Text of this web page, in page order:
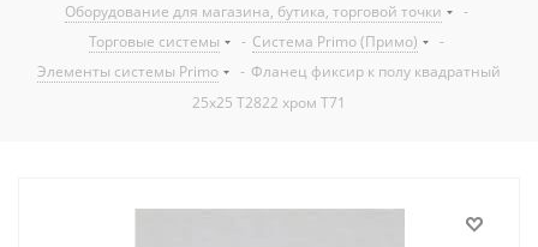
Оборудование для магазина, бутика, торговой точки
-
Торговые системы
- Система Primo (Примо)
-
Элементы системы Primo
- Фланец фиксир к полу квадратный
25х25 Т2822 хром Т71